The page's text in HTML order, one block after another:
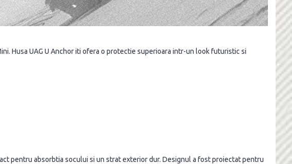
Husa UAG U Anchor iti ofera o protectie superioara intr-un look futuristic si
pentru absorbtia socului si un strat exterior dur. Designul a fost proiectat pentru